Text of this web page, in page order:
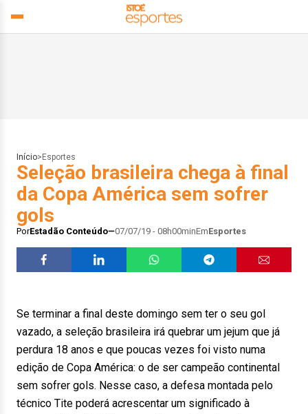
Início> Esportes
Seleção brasileira chega à final
da Copa América sem sofrer
gols
PorEstadão Conteúdo 07/07/19 - 08h00minEmEsportes
Se terminar a final deste domingo sem ter o seu gol
vazado, a seleção brasileira irá quebrar um jejum que já
perdura 18 anos e que poucas vezes foi visto numa
edição de Copa América: o de ser campeão continental
sem sofrer gols. Nesse caso, a defesa montada pelo
técnico Tite poderá acrescentar um significado à